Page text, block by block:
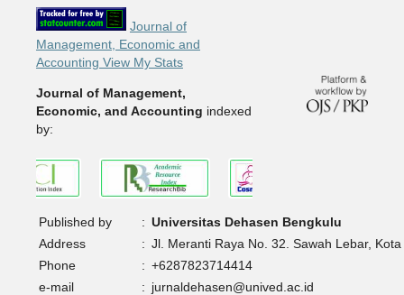
Journal of
Management, Economic and
Accounting View My Stats
Journal of Management,
Economic, and Accounting indexed
by:
Published by : Universitas Dehasen Bengkulu
Address
: Jl. Meranti Raya No. 32. Sawah Lebar,
Phone
: +6287823714414
e-mail
: jurnaldehasen@unived.ac.id